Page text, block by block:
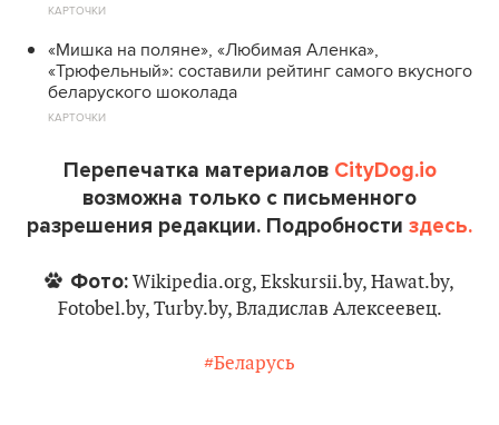
КАРТОЧКИ
«Мишка на поляне», «Любимая Аленка»,
«Трюфельный»: составили рейтинг самого вкусного
беларуского шоколада
КАРТОЧКИ
Перепечатка материалов CityDog.io
возможна только с письменного
разрешения редакции. Подробности здесь.
Фото: Wikipedia.org, Ekskursii.by, Hawat.by,
Fotobel.by, Turby.by, Владислав Алексеевец.
#Беларусь